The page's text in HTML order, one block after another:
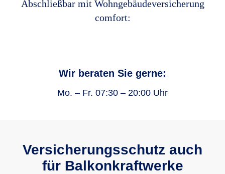
Abschließbar mit Wohngebäudeversicherung
comfort:
Wir beraten Sie gerne:
Mo. – Fr. 07:30 – 20:00 Uhr
Versicherungsschutz auch
für Balkonkraftwerke